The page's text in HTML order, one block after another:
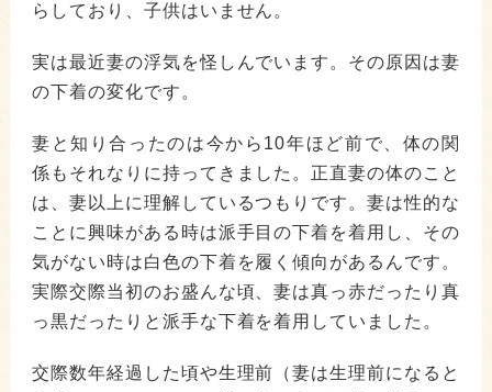
らしており、子供はいません。
実は最近妻の浮気を怪しんでいます。その原因は妻
の下着の変化です。
妻と知り合ったのは今から10年ほど前で、体の関
係もそれなりに持ってきました。正直妻の体のこと
は、妻以上に理解しているつもりです。妻は性的な
ことに興味がある時は派手目の下着を着用し、その
気がない時は白色の下着を履く傾向があるんです。
実際交際当初のお盛んな頃、妻は真っ赤だったり真
っ黒だったりと派手な下着を着用していました。
交際数年経過した頃や生理前（妻は生理前になると